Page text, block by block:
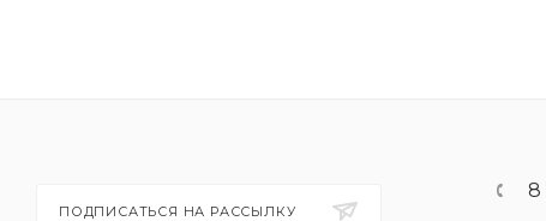
ПОДПИСАТЬСЯ НА РАССЫЛКУ
8